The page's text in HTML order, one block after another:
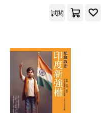
主編）(1)
寫樂文化(2)
試閱